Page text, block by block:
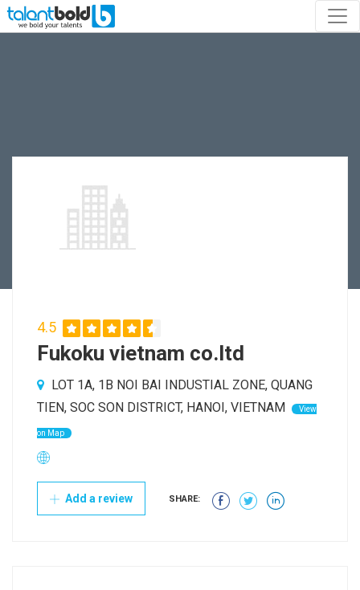
4.5
Fukoku vietnam co.ltd
LOT 1A, 1B NOI BAI INDUSTIAL ZONE, QUANG
TIEN, SOC SON DISTRICT, HANOI, VIETNAM
View
on Map
Add a review SHARE: